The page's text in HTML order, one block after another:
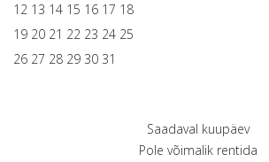
12 13 14 15 16 17 18
19 20 21 22 23 24 25
26 27 28 29 30 31
Saadaval kuupäev
Pole võimalik rentida